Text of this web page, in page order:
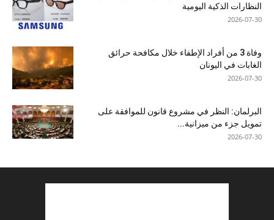
النظارات الذكية اليومية
2026-07-30
وفاة 3 من أفراد الإطفاء خلال مكافحة حرائق
الغابات في اليونان
2026-07-30
البرلمان: النظر في مشروع قانون للموافقة على
تمويل جزء من ميزانية...
2026-07-30